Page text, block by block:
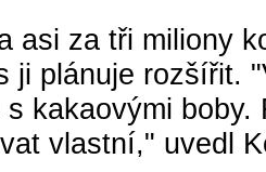
asi za tři miliony
ji plánuje rozšířit.
kakaovými
vlastní," uvedl